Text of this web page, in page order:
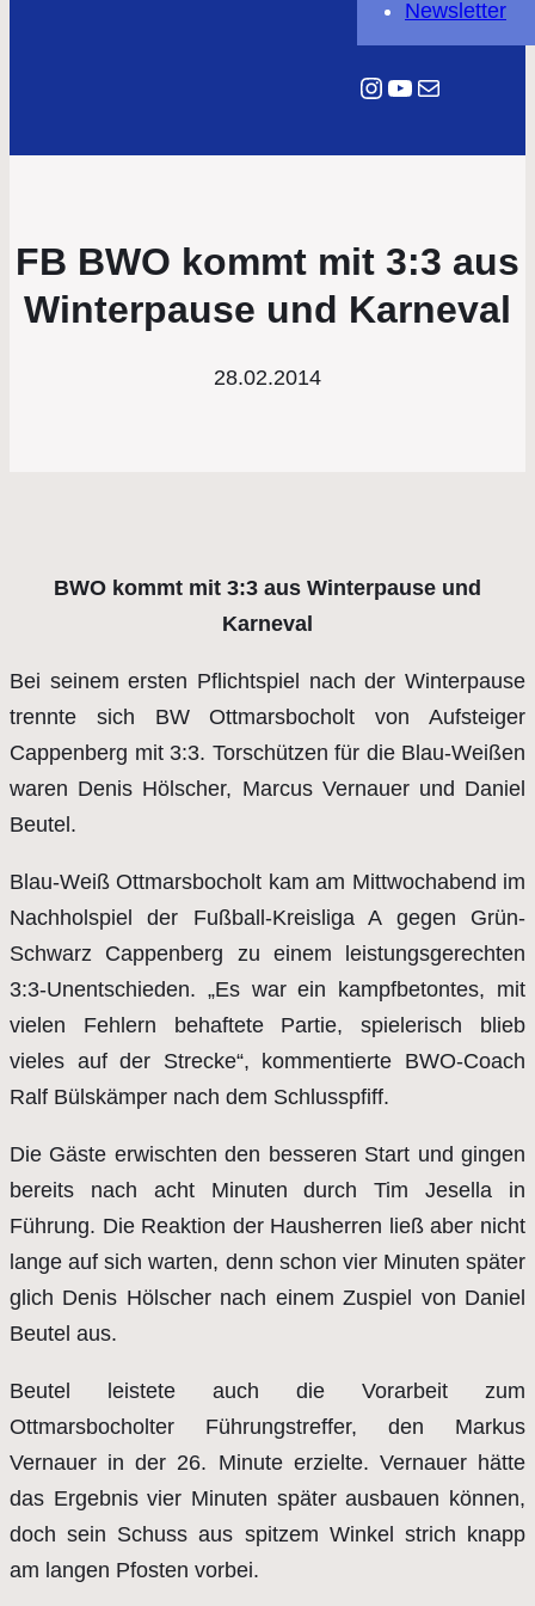
Newsletter
Instagram
YouTube
E-Mail
FB BWO kommt mit 3:3 aus
Winterpause und Karneval
28.02.2014
BWO kommt mit 3:3 aus Winterpause und
Karneval
Bei seinem ersten Pflichtspiel nach der Winterpause
trennte sich BW Ottmarsbocholt von Aufsteiger
Cappenberg mit 3:3. Torschützen für die Blau-Weißen
waren Denis Hölscher, Marcus Vernauer und Daniel
Beutel.
Blau-Weiß Ottmarsbocholt kam am Mittwochabend im
Nachholspiel der Fußball-Kreisliga A gegen Grün-
Schwarz Cappenberg zu einem leistungsgerechten
3:3-Unentschieden. „Es war ein kampfbetontes, mit
vielen Fehlern behaftete Partie, spielerisch blieb
vieles auf der Strecke“, kommentierte BWO-Coach
Ralf Bülskämper nach dem Schlusspfiff.
Die Gäste erwischten den besseren Start und gingen
bereits nach acht Minuten durch Tim Jesella in
Führung. Die Reaktion der Hausherren ließ aber nicht
lange auf sich warten, denn schon vier Minuten später
glich Denis Hölscher nach einem Zuspiel von Daniel
Beutel aus.
Beutel leistete auch die Vorarbeit zum
Ottmarsbocholter Führungstreffer, den Markus
Vernauer in der 26. Minute erzielte. Vernauer hätte
das Ergebnis vier Minuten später ausbauen können,
doch sein Schuss aus spitzem Winkel strich knapp
am langen Pfosten vorbei.